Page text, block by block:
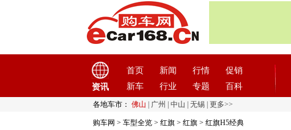
资讯
首页 新闻 行情
促销
新车
行业 专题 百科
各地车市： 佛山 广州 中山 无锡 更多>>
购车网 > 车型全览 > 红旗 > 红旗 > 红旗H5经典